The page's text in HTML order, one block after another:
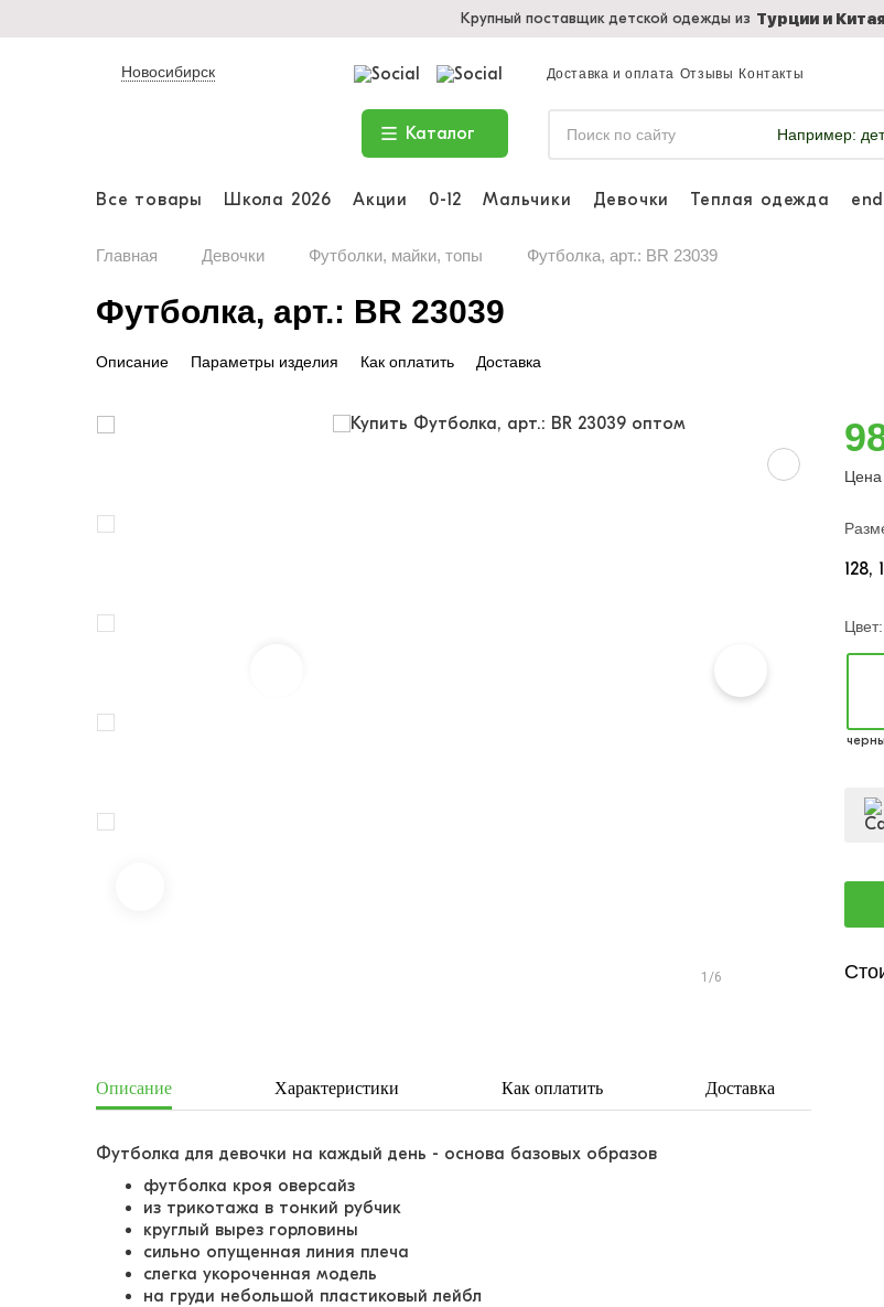
Крупный поставщик детской одежды из Турции и Китая
Новосибирск Доставка и оплата Отзывы Контакты
Каталог Например:
Все товары Школа 2026 Акции 0-12 Мальчики Девочки Теплая одежда
Главная Девочки Футболки, майки, топы Футболка, арт.: BR 23039
Футболка, арт.: BR 23039
Описание Параметры изделия Как оплатить Доставка
1/6
Цена
128
Цвет:
Описание Характеристики Как оплатить Доставка
Футболка для девочки на каждый день - основа базовых образов
футболка кроя оверсайз
из трикотажа в тонкий рубчик
круглый вырез горловины
сильно опущенная линия плеча
слегка укороченная модель
на груди небольшой пластиковый лейбл